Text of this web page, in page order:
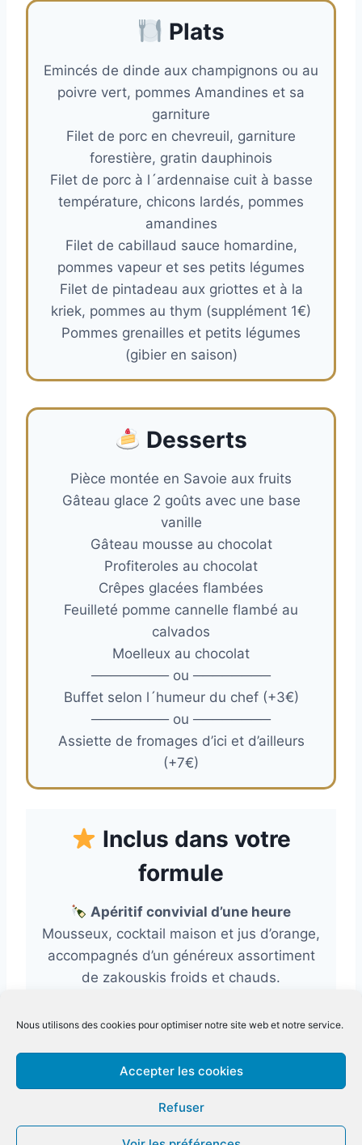
Nous utilisons des cookies pour optimiser notre site web et notre service.
Accepter les cookies
Refuser
Plats
Emincés de dinde aux champignons ou au
poivre vert, pommes Amandines et sa
garniture
Filet de porc en chevreuil, garniture
forestière, gratin dauphinois
Filet de porc à l´ardennaise cuit à basse
température, chicons lardés, pommes
amandines
Filet de cabillaud sauce homardine,
pommes vapeur et ses petits légumes
Filet de pintadeau aux griottes et à la
kriek, pommes au thym (supplément 1€)
Pommes grenailles et petits légumes
(gibier en saison)
Desserts
Pièce montée en Savoie aux fruits
Gâteau glace 2 goûts avec une base
vanille
Gâteau mousse au chocolat
Profiteroles au chocolat
Crêpes glacées flambées
Feuilleté pomme cannelle flambé au
calvados
Moelleux au chocolat
──────── ou ────────
Buffet selon l´humeur du chef (+3€)
──────── ou ────────
Assiette de fromages d’ici et d’ailleurs
(+7€)
Inclus dans votre
formule
Apéritif convivial d’une heure
Mousseux, cocktail maison et jus d’orange,
accompagnés d’un généreux assortiment
de zakouskis froids et chauds.
Sélection de vins de la maison (blanc,
boissons sans alcool.
🏛Salle gratuite (selon nos conditions)
Voir les conditions